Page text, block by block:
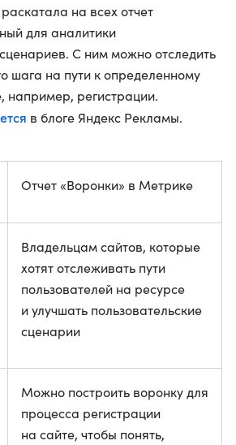
на всех отчет
для аналитики
С ним можно отследить
шага на пути к определенному
например, регистрации.
в блоге Яндекс Рекламы.
Отчет «Воронки» в Метрике
Владельцам сайтов, которые
хотят отслеживать пути
пользователей на ресурсе
и улучшать пользовательские
сценарии
Можно построить воронку для
процесса регистрации
на сайте, чтобы понять,